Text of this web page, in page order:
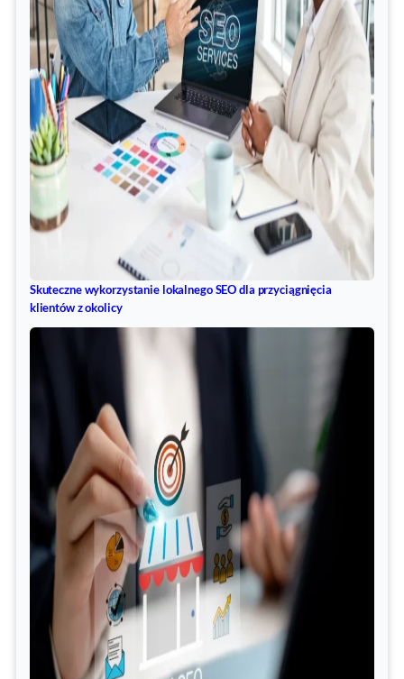
Skuteczne wykorzystanie lokalnego SEO dla przyciągnięcia
klientów z okolicy